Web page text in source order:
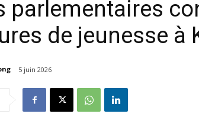
parlementaires
de jeunesse à
5 juin 2026